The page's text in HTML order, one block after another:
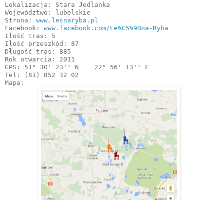
Lokalizacja: Stara Jedlanka
Województwo: lubelskie
Strona: www.lesnaryba.pl
Facebook: www.facebook.com/Le%C5%9Bna-Ryba
Ilość tras: 5
Ilość przeszkód: 87
Długość tras: 885
Rok otwarcia: 2011
GPS: 51° 30' 23'' N    22° 56' 13'' E
Tel: (81) 852 32 02